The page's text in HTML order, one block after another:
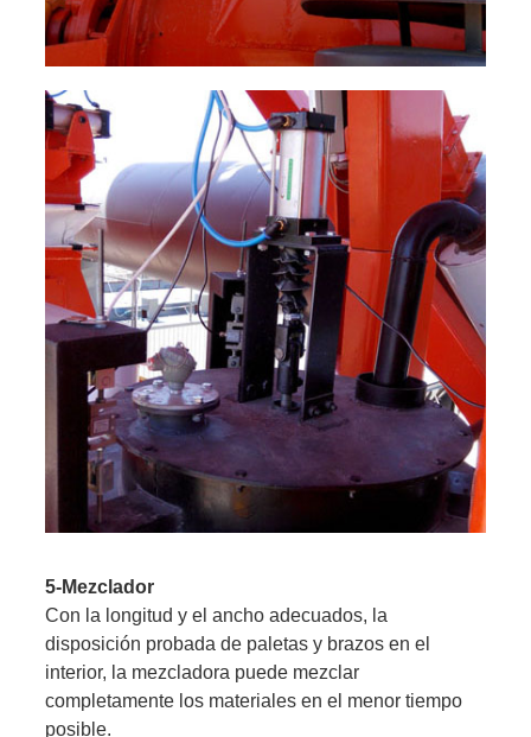
5-Mezclador
Con la longitud y el ancho adecuados, la
disposición probada de paletas y brazos en el
interior, la mezcladora puede mezclar
completamente los materiales en el menor tiempo
posible.